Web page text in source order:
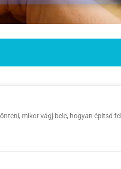
mikor vágj bele, hogyan építsd